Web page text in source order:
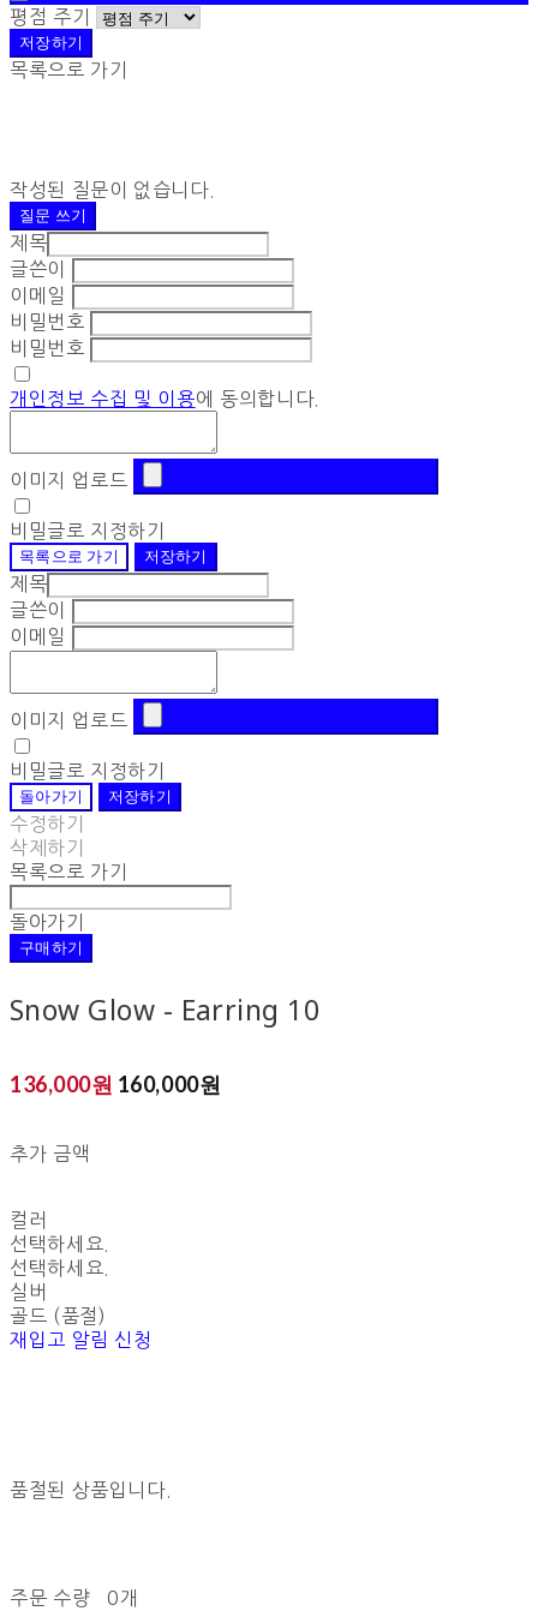
평점 주기
저장하기
목록으로 가기
작성된 질문이 없습니다.
질문 쓰기
제목
글쓴이
이메일
비밀번호
비밀번호
개인정보 수집 및 이용에 동의합니다.
이미지 업로드
비밀글로 지정하기
목록으로 가기
저장하기
제목
글쓴이
이메일
이미지 업로드
비밀글로 지정하기
돌아가기
저장하기
수정하기
삭제하기
목록으로 가기
돌아가기
구매하기
Snow Glow - Earring 10
136,000원 160,000원
추가 금액
컬러
선택하세요.
선택하세요.
실버
골드 (품절)
재입고 알림 신청
품절된 상품입니다.
주문 수량
0개